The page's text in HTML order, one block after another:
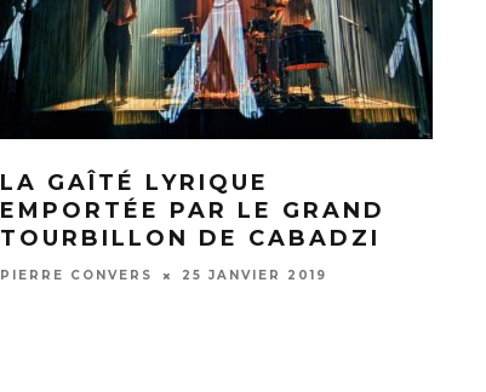
LA GAÎTÉ LYRIQUE
EMPORTÉE PAR LE GRAND
TOURBILLON DE CABADZI
PIERRE CONVERS 25 JANVIER 2019